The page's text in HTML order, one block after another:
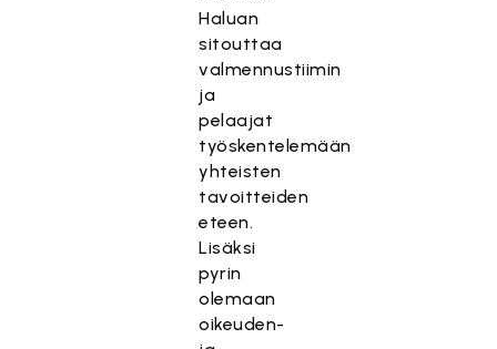
Haluan
sitouttaa
valmennustiimin
ja
pelaajat
työskentelemään
yhteisten
tavoitteiden
eteen.
Lisäksi
pyrin
olemaan
oikeuden-